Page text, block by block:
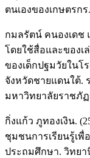
ตนเองของเกษตรก
กมลรัตน์ คนองเดช
โดยใช้สื่อและของเ
ของเด็กปฐมวัยในโ
จังหวัดชายแดนใต้.
มหาวิทยาลัยราชภัฏ
กิ่งแก้ว ภูทองเงิน.
ชุมชนการเรียนรู้เพื่
ประถมศึกษา. วิทย